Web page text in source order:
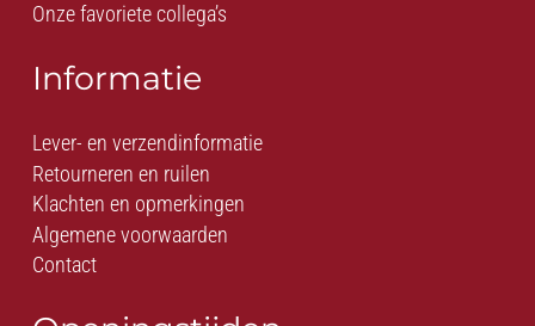
Onze favoriete collega’s
Informatie
Lever- en verzendinformatie
Retourneren en ruilen
Klachten en opmerkingen
Algemene voorwaarden
Contact